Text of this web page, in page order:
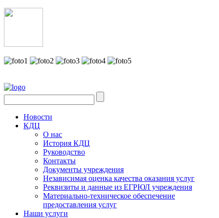
Новости
КДЦ
О нас
История КДЦ
Руководство
Контакты
Документы учреждения
Независимая оценка качества оказания услуг
Реквизиты и данные из ЕГРЮЛ учреждения
Материально-техническое обеспечение
предоставления услуг
Наши услуги